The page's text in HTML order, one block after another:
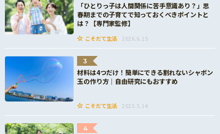
「ひとりっ子は人間関係に苦手意識あり？」思
春期までの子育てで知っておくべきポイントと
は？【専門家監修】
こそだて生活 2026.6.15
3
材料は4つだけ！簡単にできる割れないシャボン
玉の作り方｜自由研究にもおすすめ
こそだて生活 2023.5.14
4